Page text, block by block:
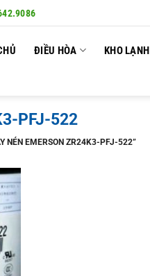
ĐIỀU HÒA KHO LẠNH
PFJ-522
NÉN EMERSON ZR24K3-PFJ-522”